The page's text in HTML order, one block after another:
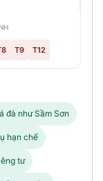
T9 T12
đà như Sầm Sơn
hạn chế
tư